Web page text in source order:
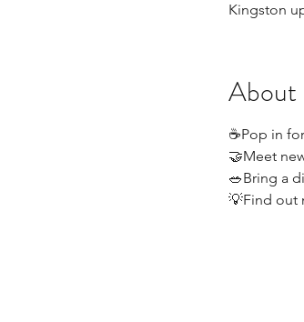
Kingston
About
☕Pop in
🤝Meet
🥗Bring a
💡Find out